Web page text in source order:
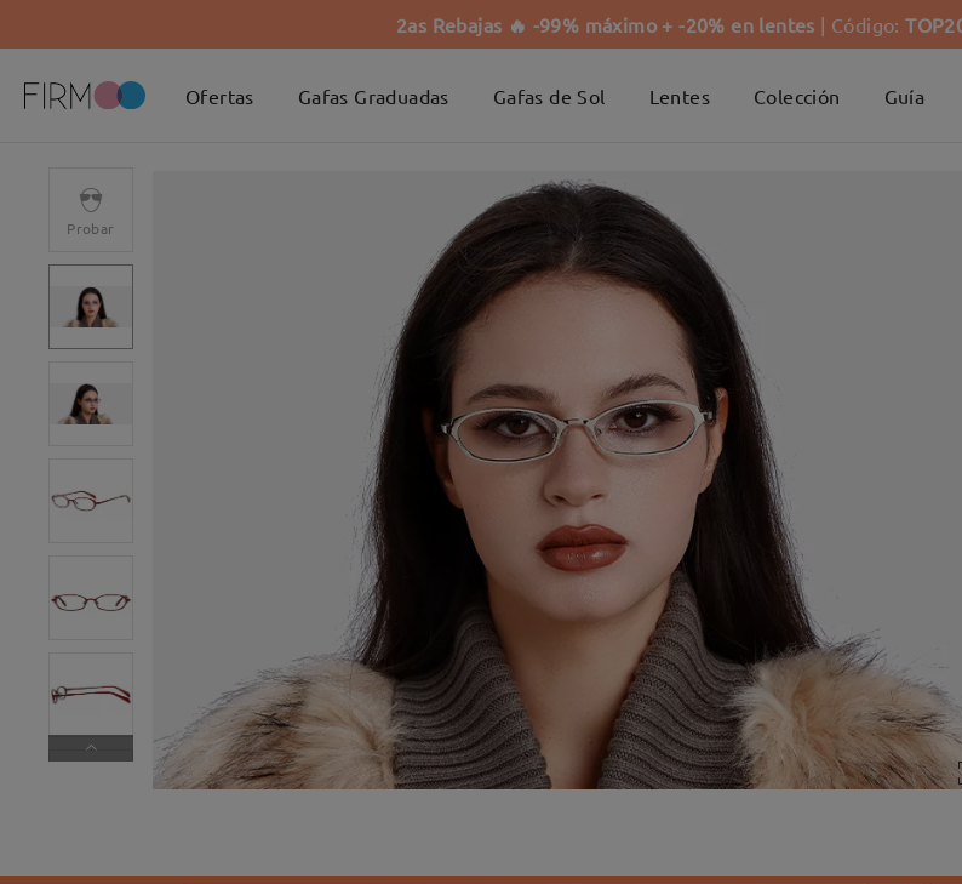
2as Rebajas 🔥 -99% máximo + -20% en lentes | Código:
Ofertas Gafas Graduadas Gafas de Sol Lentes Colección Guía
Probar